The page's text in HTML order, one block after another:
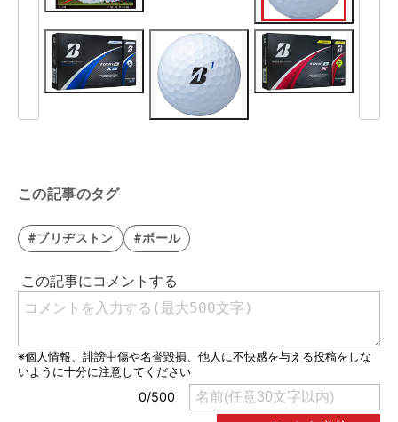
この記事のタグ
#ブリヂストン #ボール